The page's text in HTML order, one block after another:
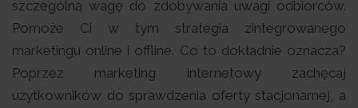
szczególną wagę do zdobywania uwagi odbiorców.
Pomoże Ci w tym strategia zintegrowanego
marketingu online i offline. Co to dokładnie oznacza?
Poprzez marketing internetowy zachęcaj
użytkowników do sprawdzenia oferty stacjonarnej, a